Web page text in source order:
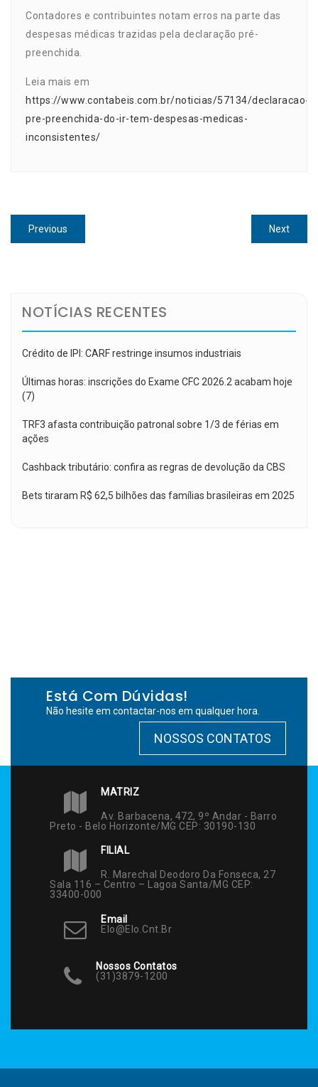
Contadores e contribuintes notam erros na parte das
despesas médicas trazidas pela declaração pré-
preenchida.
Leia mais em
https://www.contabeis.com.br/noticias/57134/declaracao-
pre-preenchida-do-ir-tem-despesas-medicas-
inconsistentes/
Navegação
de
Previous
post:
NextNext
post:
NOTÍCIAS RECENTES
Crédito de IPI: CARF restringe insumos industriais
Últimas horas: inscrições do Exame CFC 2026.2 acabam hoje
(7)
TRF3 afasta contribuição patronal sobre 1/3 de férias em
ações
Cashback tributário: confira as regras de devolução da CBS
Bets tiraram R$ 62,5 bilhões das famílias brasileiras em 2025
Está Com Dúvidas!
Não hesite em contactar-nos em qualquer hora.
NOSSOS CONTATOS
MATRIZ
Av. Barbacena, 472, 9º Andar - Barro
Preto - Belo Horizonte/MG CEP: 30190-130
FILIAL
R. Marechal Deodoro Da Fonseca, 27
Sala 116 – Centro – Lagoa Santa/MG CEP:
33400-000
Email
Elo@elo.cnt.br
Nossos Contatos
(31)3879-1200